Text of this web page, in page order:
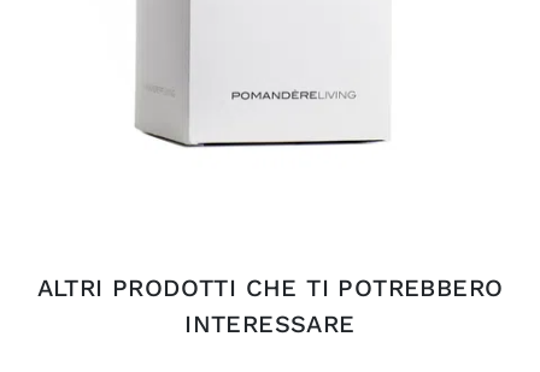
ALTRI PRODOTTI CHE TI POTREBBERO
INTERESSARE